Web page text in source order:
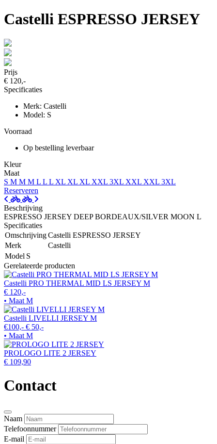
Castelli ESPRESSO JERSEY
Prijs
€ 120,-
Specificaties
Merk: Castelli
Model: S
Voorraad
Op bestelling leverbaar
Kleur
Maat
S M M M L L L XL XL XL XXL 3XL XXL XXL 3XL
Reserveren
Beschrijving
ESPRESSO JERSEY DEEP BORDEAUX/SILVER MOON L
Specificaties
OmschrijvingCastelli ESPRESSO JERSEY
Merk
Castelli
Model S
Gerelateerde producten
Castelli PRO THERMAL MID LS JERSEY M
€ 120,-
• Maat M
Castelli LIVELLI JERSEY M
€100,- € 50,-
• Maat M
PROLOGO LITE 2 JERSEY
€ 109,90
Contact
Naam
Telefoonnummer
E-mail